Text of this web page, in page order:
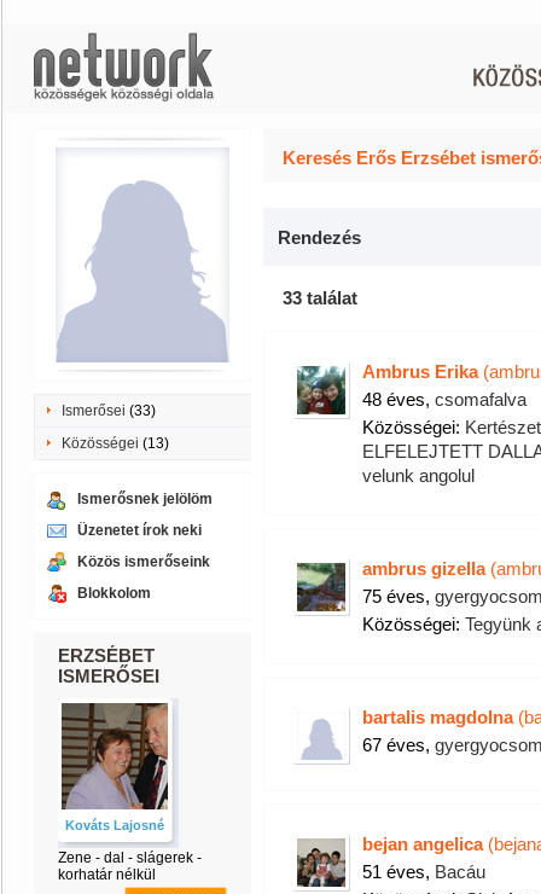
Ismerősei (33)
Közösségei (13)
Ismerősnek jelölöm
Üzenetet írok neki
Közös ismerőseink
Blokkolom
ERZSÉBET
ISMERŐSEI
Kováts Lajosné
Zene - dal - slágerek -
korhatár nélkül
Keresés Erős Erzsébet
Rendezés
33 találat
Ambrus Erika
48 éves, csomafalva
Közösségei:
ELFELEJTETT
velunk angolul
ambrus gizella
75 éves,
Közösségei: Tegyünk
bartalis magdolna
67 éves,
bejan angelica
51 éves, Bacáu